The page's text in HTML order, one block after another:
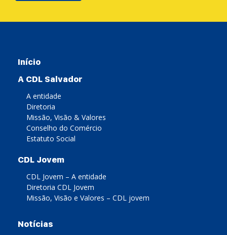
Início
A CDL Salvador
A entidade
Diretoria
Missão, Visão & Valores
Conselho do Comércio
Estatuto Social
CDL Jovem
CDL Jovem – A entidade
Diretoria CDL Jovem
Missão, Visão e Valores – CDL jovem
Notícias